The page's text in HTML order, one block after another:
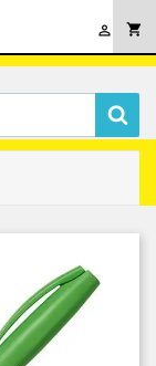
shopping_cart
